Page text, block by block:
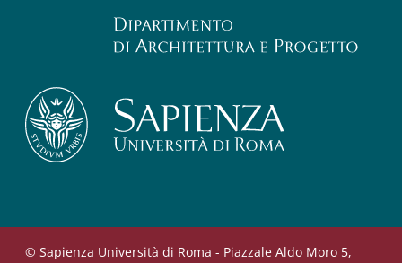
© Sapienza Università di Roma - Piazzale Aldo Moro 5,